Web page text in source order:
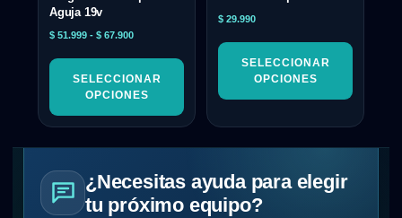
Aguja 19v
$ 51.999 - $ 67.900
SELECCIONAR
OPCIONES
$ 29.990
SELECCIONAR
OPCIONES
¿Necesitas ayuda para elegir
tu próximo equipo?